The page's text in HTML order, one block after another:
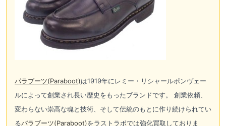
パラブーツ(Paraboot)は1919年にレミー・リシャールポンヴェー
ルによって創業され長い歴史をもったブランドです。 創業依頼、
変わらない崇高な魂と技術、そして伝統のもとに作り続けられてい
るパラブーツ(Paraboot)をラストラボでは強化買取しておりま